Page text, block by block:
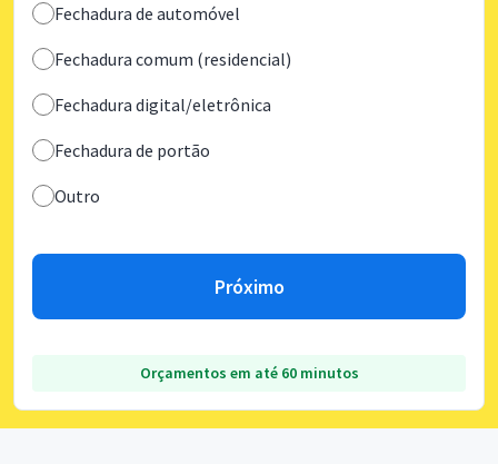
Fechadura de automóvel
Fechadura comum (residencial)
Fechadura digital/eletrônica
Fechadura de portão
Outro
Próximo
Orçamentos em até 60 minutos